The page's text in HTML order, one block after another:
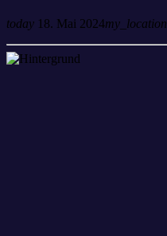
today 18. Mai 2024my_location